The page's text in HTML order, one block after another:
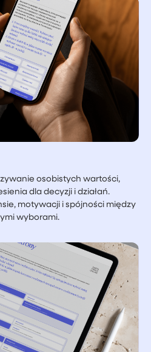
osobistych wartości,
dla decyzji i działań.
motywacji i spójności między
wyborami.